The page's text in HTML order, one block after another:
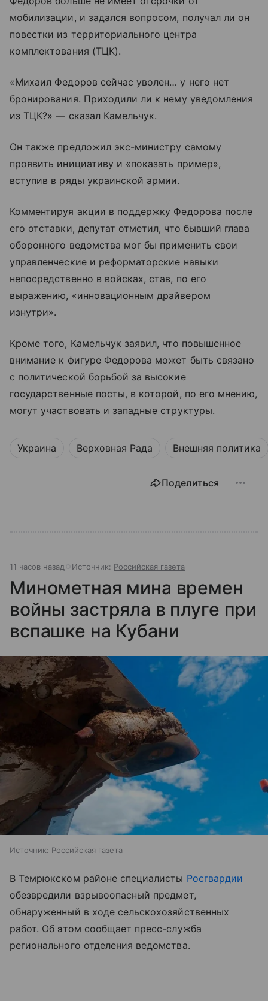
мобилизации, и задался вопросом, получал ли он
повестки из территориального центра
комплектования (ТЦК).
«Михаил Федоров сейчас уволен… у него нет
бронирования. Приходили ли к нему уведомления
из ТЦК?» — сказал Камельчук.
Он также предложил экс-министру самому
проявить инициативу и «показать пример»,
вступив в ряды украинской армии.
Комментируя акции в поддержку Федорова после
его отставки, депутат отметил, что бывший глава
оборонного ведомства мог бы применить свои
управленческие и реформаторские навыки
непосредственно в войсках, став, по его
выражению, «инновационным драйвером
изнутри».
Кроме того, Камельчук заявил, что повышенное
внимание к фигуре Федорова может быть связано
с политической борьбой за высокие
государственные посты, в которой, по его мнению,
могут участвовать и западные структуры.
Украина Верховная Рада Внешняя политика
Поделиться
11 часов назад Источник: Российская газета
Минометная мина времен
войны застряла в плуге при
вспашке на Кубани
Источник: Российская газета
В Темрюкском районе специалисты Росгвардии
обезвредили взрывоопасный предмет,
обнаруженный в ходе сельскохозяйственных
работ. Об этом сообщает пресс-служба
регионального отделения ведомства.